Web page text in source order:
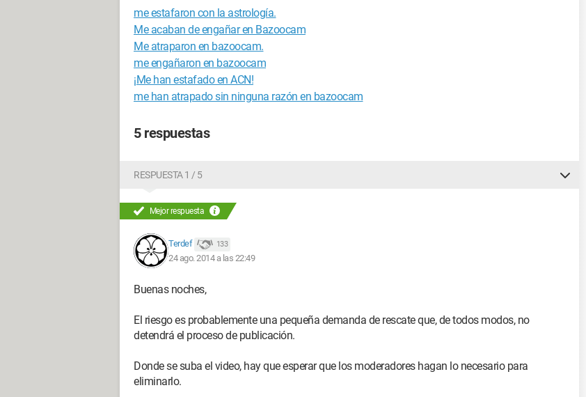
me estafaron con la astrología.
Me acaban de engañar en Bazoocam
Me atraparon en bazoocam.
me engañaron en bazoocam
¡Me han estafado en ACN!
me han atrapado sin ninguna razón en bazoocam
5 respuestas
RESPUESTA 1 / 5
Mejor respuesta
Terdef 133
24 ago. 2014 a las 22:49
Buenas noches,
El riesgo es probablemente una pequeña demanda de rescate que, de todos modos, no
detendrá el proceso de publicación.
Donde se suba el video, hay que esperar que los moderadores hagan lo necesario para
eliminarlo.